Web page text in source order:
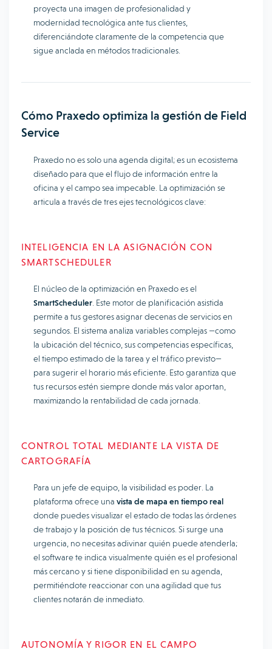
proyecta una imagen de profesionalidad y
modernidad tecnológica ante tus clientes,
diferenciándote claramente de la competencia que
sigue anclada en métodos tradicionales.
Cómo Praxedo optimiza la gestión de Field
Service
Praxedo no es solo una agenda digital; es un ecosistema
diseñado para que el flujo de información entre la
oficina y el campo sea impecable. La optimización se
articula a través de tres ejes tecnológicos clave:
INTELIGENCIA EN LA ASIGNACIÓN CON
SMARTSCHEDULER
El núcleo de la optimización en Praxedo es el
SmartScheduler . Este motor de planificación asistida
permite a tus gestores asignar decenas de servicios en
segundos. El sistema analiza variables complejas —como
la ubicación del técnico, sus competencias específicas,
el tiempo estimado de la tarea y el tráfico previsto—
para sugerir el horario más eficiente. Esto garantiza que
tus recursos estén siempre donde más valor aportan,
maximizando la rentabilidad de cada jornada.
CONTROL TOTAL MEDIANTE LA VISTA DE
CARTOGRAFÍA
Para un jefe de equipo, la visibilidad es poder. La
plataforma ofrece una vista de mapa en tiempo real
donde puedes visualizar el estado de todas las órdenes
de trabajo y la posición de tus técnicos. Si surge una
urgencia, no necesitas adivinar quién puede atenderla;
el software te indica visualmente quién es el profesional
más cercano y si tiene disponibilidad en su agenda,
permitiéndote reaccionar con una agilidad que tus
clientes notarán de inmediato.
AUTONOMÍA Y RIGOR EN EL CAMPO